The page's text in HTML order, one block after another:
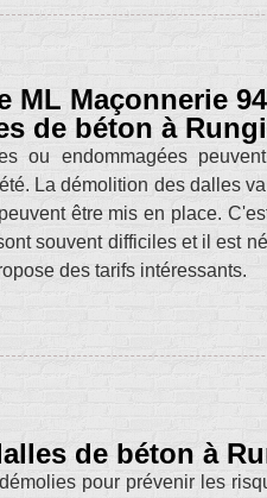
ML Maçonnerie
de béton à
ou endommagées
La démolition des dalles
être mis en place.
souvent difficiles et il est
des tarifs intéressants.
de béton à
pour prévenir les